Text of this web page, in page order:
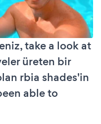
take a look at
üreten bir
rbia shades'in
able to